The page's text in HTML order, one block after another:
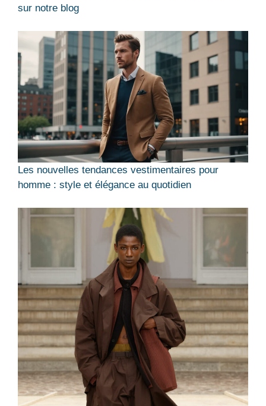
sur notre blog
Les nouvelles tendances vestimentaires pour
homme : style et élégance au quotidien